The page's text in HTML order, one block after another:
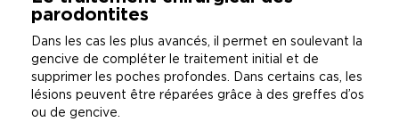
parodontites
Dans les cas les plus avancés, il permet en soulevant la
gencive de compléter le traitement initial et de
supprimer les poches profondes. Dans certains cas, les
lésions peuvent être réparées grâce à des greffes d’os
ou de gencive.